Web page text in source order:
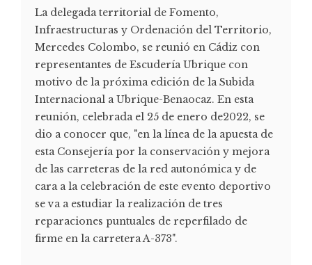
La delegada territorial de Fomento,
Infraestructuras y Ordenación del Territorio,
Mercedes Colombo, se reunió en Cádiz con
representantes de Escudería Ubrique con
motivo de la próxima edición de la Subida
Internacional a Ubrique-Benaocaz. En esta
reunión, celebrada el 25 de enero de2022, se
dio a conocer que, "en la línea de la apuesta de
esta Consejería por la conservación y mejora
de las carreteras de la red autonómica y de
cara a la celebración de este evento deportivo
se va a estudiar la realización de tres
reparaciones puntuales de reperfilado de
firme en la carretera A-373".